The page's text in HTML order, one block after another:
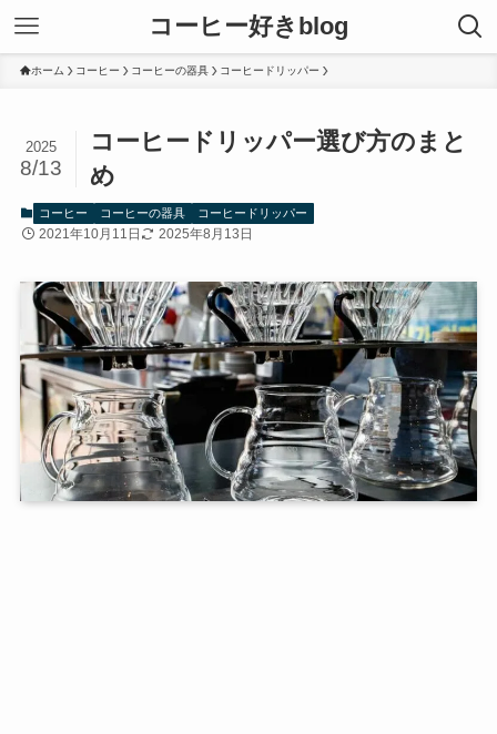
コーヒー好きblog
ホーム コーヒー コーヒーの器具 コーヒードリッパー
コーヒードリッパー選び方のまと
め
2025
8/13
コーヒー コーヒーの器具 コーヒードリッパー
2021年10月11日 2025年8月13日